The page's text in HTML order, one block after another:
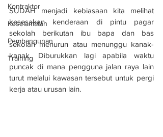
Kontraktor
Keselamatan
Pembangunan
Training
SUDAH menjadi kebiasaan kita melihat
kesesakan kenderaan di pintu pagar
sekolah berikutan ibu bapa dan bas
sekolah menurun atau menunggu kanak-
kanak. Diburukkan lagi apabila waktu
puncak di mana pengguna jalan raya lain
turut melalui kawasan tersebut untuk pergi
kerja atau urusan lain.